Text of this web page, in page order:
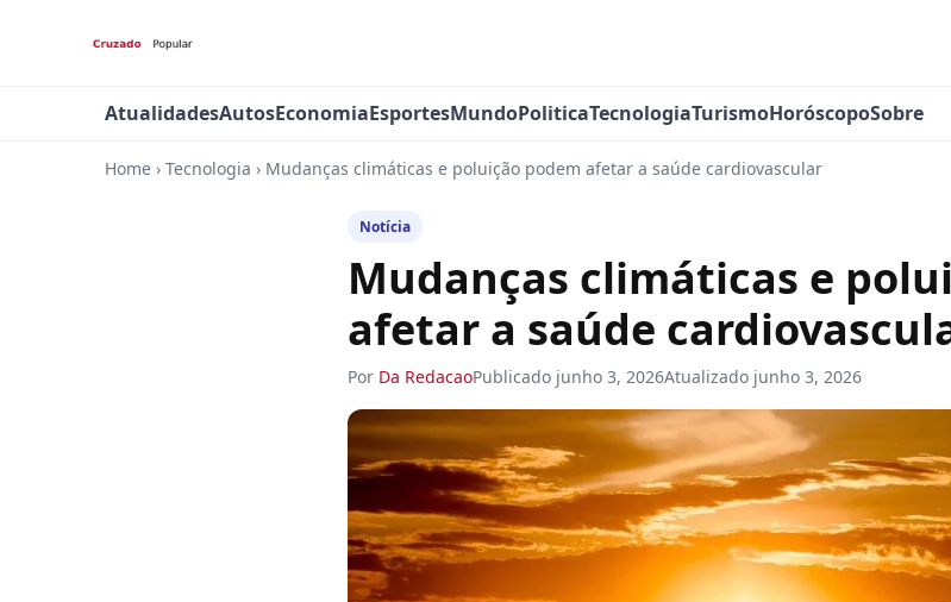
AtualidadesAutosEconomiaEsportesMundoPoliticaTecnologiaTurismoHoróscopoSobre
Home › Tecnologia › Mudanças climáticas e poluição podem afetar a saúde cardiovascular
Notícia
Mudanças climáticas e
afetar a saúde
Por Da RedacaoPublicado junho 3, 2026Atualizado junho 3, 2026